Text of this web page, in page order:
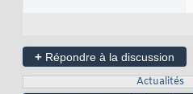
+ Répondre à la discussion
Actualités